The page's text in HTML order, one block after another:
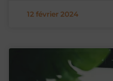
12 février 2024